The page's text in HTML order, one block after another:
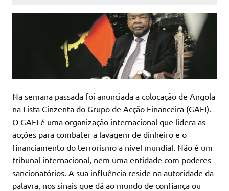
Na semana passada foi anunciada a colocação de Angola
na Lista Cinzenta do Grupo de Acção Financeira (GAFI).
O GAFI é uma organização internacional que lidera as
acções para combater a lavagem de dinheiro e o
financiamento do terrorismo a nível mundial. Não é um
tribunal internacional, nem uma entidade com poderes
sancionatórios. A sua influência reside na autoridade da
palavra, nos sinais que dá ao mundo de confiança ou